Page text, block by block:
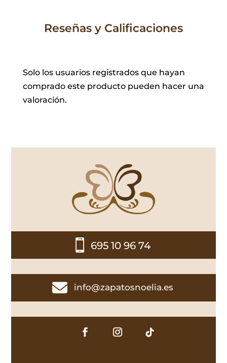
Reseñas y Calificaciones
Solo los usuarios registrados que hayan
comprado este producto pueden hacer una
valoración.
 695 10 96 74
 info@zapatosnoelia.es